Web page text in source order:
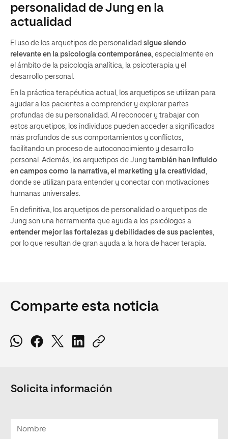
personalidad de Jung en la
actualidad
El uso de los arquetipos de personalidad sigue siendo
relevante en la psicología contemporánea, especialmente en
el ámbito de la psicología analítica, la psicoterapia y el
desarrollo personal.
En la práctica terapéutica actual, los arquetipos se utilizan para
ayudar a los pacientes a comprender y explorar partes
profundas de su personalidad. Al reconocer y trabajar con
estos arquetipos, los individuos pueden acceder a significados
más profundos de sus comportamientos y conflictos,
facilitando un proceso de autoconocimiento y desarrollo
personal. Además, los arquetipos de Jung también han influido
en campos como la narrativa, el marketing y la creatividad,
donde se utilizan para entender y conectar con motivaciones
humanas universales.
En definitiva, los arquetipos de personalidad o arquetipos de
Jung son una herramienta que ayuda a los psicólogos a
entender mejor las fortalezas y debilidades de sus pacientes,
por lo que resultan de gran ayuda a la hora de hacer terapia.
Comparte esta noticia
Solicita información